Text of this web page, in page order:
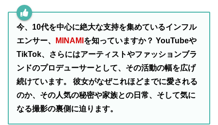
今、10代を中心に絶大な支持を集めているインフル
エンサー、
MINAMI を知っていますか？ YouTubeや
TikTok、さらにはアーティストやファッションブラ
ンドのプロデューサーとして、その活動の幅を広げ
続けています。 彼女がなぜこれほどまでに愛される
のか、その人気の秘密や家族との日常、そして気に
なる撮影の裏側に迫ります。